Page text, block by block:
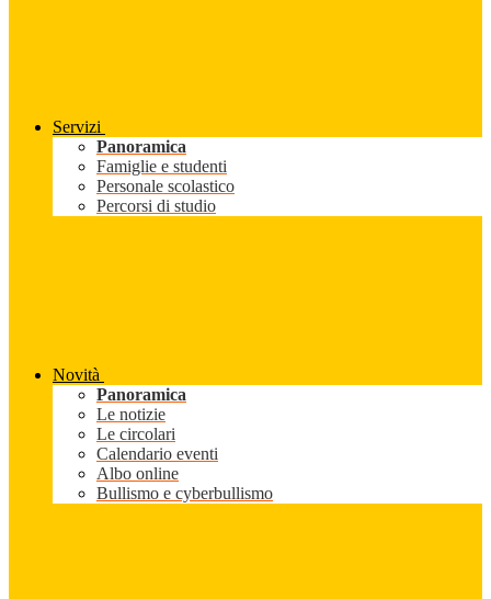
Servizi
Panoramica
Famiglie e studenti
Personale scolastico
Percorsi di studio
Novità
Panoramica
Le notizie
Le circolari
Calendario eventi
Albo online
Bullismo e cyberbullismo